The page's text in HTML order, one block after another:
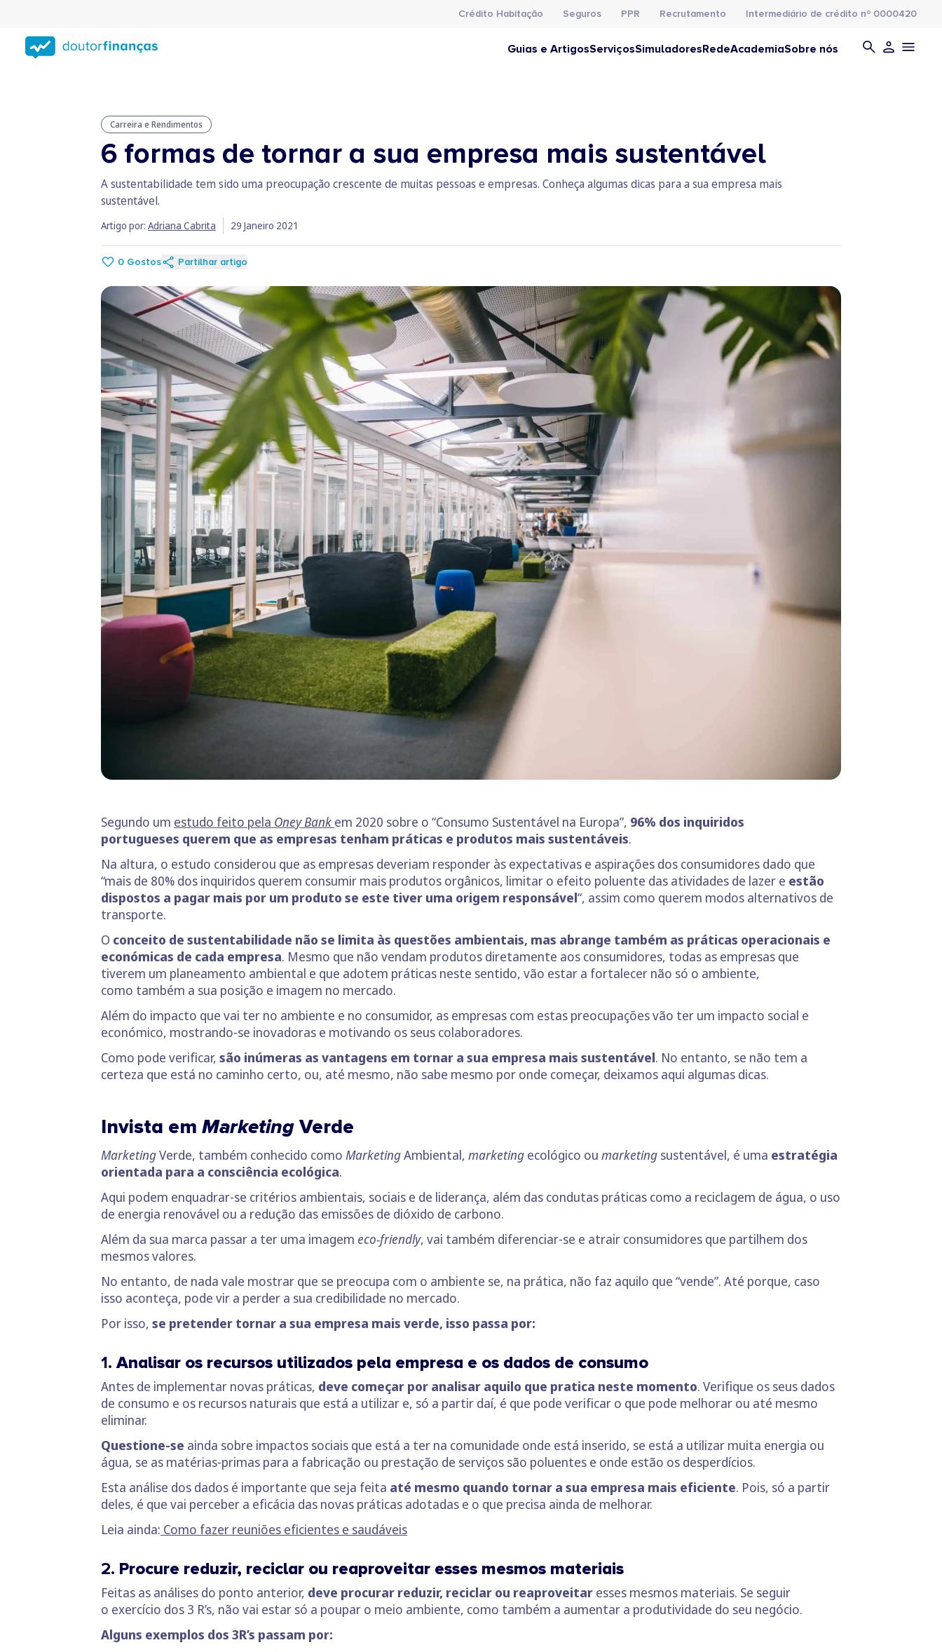
conteúdo
principal
Crédito Habitação Seguros PPR Recrutamento Intermediário de crédito nº 0000420
Guias e ArtigosServiçosSimuladoresRedeAcademiaSobre nós
Carreira e Rendimentos
6 formas de tornar a sua empresa mais sustentável
A sustentabilidade tem sido uma preocupação crescente de muitas pessoas e empresas. Conheça algumas dicas para a sua empresa mais
sustentável.
Artigo por: Adriana Cabrita 29 Janeiro 2021
0 Gostos Partilhar artigo
Segundo um estudo feito pela Oney Bank em 2020 sobre o “Consumo Sustentável na Europa”, 96% dos inquiridos
portugueses querem que as empresas tenham práticas e produtos mais sustentáveis.
Na altura, o estudo considerou que as empresas deveriam responder às expectativas e aspirações dos consumidores dado que
“mais de 80% dos inquiridos querem consumir mais produtos orgânicos, limitar o efeito poluente das atividades de lazer e estão
dispostos a pagar mais por um produto se este tiver uma origem responsável“, assim como querem modos alternativos de
transporte.
O conceito de sustentabilidade não se limita às questões ambientais, mas abrange também as práticas operacionais e
económicas de cada empresa. Mesmo que não vendam produtos diretamente aos consumidores, todas as empresas que
tiverem um planeamento ambiental e que adotem práticas neste sentido, vão estar a fortalecer não só o ambiente,
como também a sua posição e imagem no mercado.
Além do impacto que vai ter no ambiente e no consumidor, as empresas com estas preocupações vão ter um impacto social e
económico, mostrando-se inovadoras e motivando os seus colaboradores.
Como pode verificar, são inúmeras as vantagens em tornar a sua empresa mais sustentável. No entanto, se não tem a
certeza que está no caminho certo, ou, até mesmo, não sabe mesmo por onde começar, deixamos aqui algumas dicas.
Invista em MarketingVerde
MarketingVerde, também conhecido como MarketingAmbiental, marketing ecológico ou marketing sustentável, é uma estratégia
orientada para a consciência ecológica.
Aqui podem enquadrar-se critérios ambientais, sociais e de liderança, além das condutas práticas como a reciclagem de água, o uso
de energia renovável ou a redução das emissões de dióxido de carbono.
Além da sua marca passar a ter uma imagem eco-friendly, vai também diferenciar-se e atrair consumidores que partilhem dos
mesmos valores.
No entanto, de nada vale mostrar que se preocupa com o ambiente se, na prática, não faz aquilo que “vende”. Até porque, caso
isso aconteça, pode vir a perder a sua credibilidade no mercado.
Por isso, se pretender tornar a sua empresa mais verde, isso passa por:
1. Analisar os recursos utilizados pela empresa e os dados de consumo
Antes de implementar novas práticas, deve começar por analisar aquilo que pratica neste momento. Verifique os seus dados
de consumo e os recursos naturais que está a utilizar e, só a partir daí, é que pode verificar o que pode melhorar ou até mesmo
eliminar.
Questione-se ainda sobre impactos sociais que está a ter na comunidade onde está inserido, se está a utilizar muita energia ou
água, se as matérias-primas para a fabricação ou prestação de serviços são poluentes e onde estão os desperdícios.
Esta análise dos dados é importante que seja feita até mesmo quando tornar a sua empresa mais eficiente. Pois, só a partir
deles, é que vai perceber a eficácia das novas práticas adotadas e o que precisa ainda de melhorar.
Leia ainda: Como fazer reuniões eficientes e saudáveis
2. Procure reduzir, reciclar ou reaproveitar esses mesmos materiais
Feitas as análises do ponto anterior, deve procurar reduzir, reciclar ou reaproveitar esses mesmos materiais. Se seguir
o exercício dos 3 R’s, não vai estar só a poupar o meio ambiente, como também a aumentar a produtividade do seu negócio.
Alguns exemplos dos 3R’s passam por: